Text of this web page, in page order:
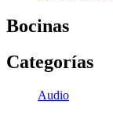
Bocinas
Categorías
Audio